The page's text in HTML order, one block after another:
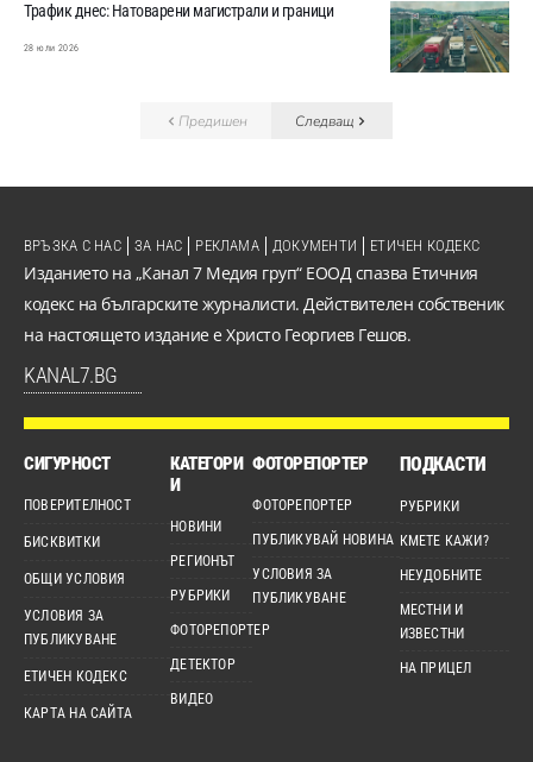
Трафик днес: Натоварени магистрали и граници
28 юли 2026
Предишен Следващ
Изданието на „Канал 7 Медия груп“ ЕООД спазва Етичния
кодекс на българските журналисти. Действителен собственик
на настоящето издание е Христо Георгиев Гешов.
KANAL7.BG
ВРЪЗКА С НАС ЗА НАС РЕКЛАМА ДОКУМЕНТИ ЕТИЧЕН КОДЕКС
СИГУРНОСТ
ПОВЕРИТЕЛНОСТ
БИСКВИТКИ
ОБЩИ УСЛОВИЯ
УСЛОВИЯ ЗА
ПУБЛИКУВАНЕ
ЕТИЧЕН КОДЕКС
КАРТА НА САЙТА
КАТЕГОРИ
И
НОВИНИ
РЕГИОНЪТ
РУБРИКИ
ФОТОРЕПОРТЕР
ДЕТЕКТОР
ВИДЕО
ФОТОРЕПОРТЕР
ФОТОРЕПОРТЕР
ПУБЛИКУВАЙ НОВИНА
УСЛОВИЯ ЗА
ПУБЛИКУВАНЕ
ПОДКАСТИ
РУБРИКИ
КМЕТЕ КАЖИ?
НЕУДОБНИТЕ
МЕСТНИ И
ИЗВЕСТНИ
НА ПРИЦЕЛ